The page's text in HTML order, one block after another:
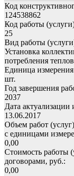
Код
124538862
Код работы
25
Вид работы
Установка
потребления
Единица
шт.
Год завершения
2037
Дата актуализации
13.06.2017
Объем работ
с единицами
0,00
Стоимость работы
договорами, руб.:
0,00